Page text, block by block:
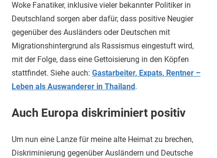
Woke Fanatiker, inklusive vieler bekannter Politiker in
Deutschland sorgen aber dafür, dass positive Neugier
gegenüber des Ausländers oder Deutschen mit
Migrationshintergrund als Rassismus eingestuft wird,
mit der Folge, dass eine Gettoisierung in den Köpfen
stattfindet. Siehe auch: Gastarbeiter, Expats, Rentner –
Leben als Auswanderer in Thailand.
Auch Europa diskriminiert positiv
Um nun eine Lanze für meine alte Heimat zu brechen,
Diskriminierung gegenüber Ausländern und Deutsche